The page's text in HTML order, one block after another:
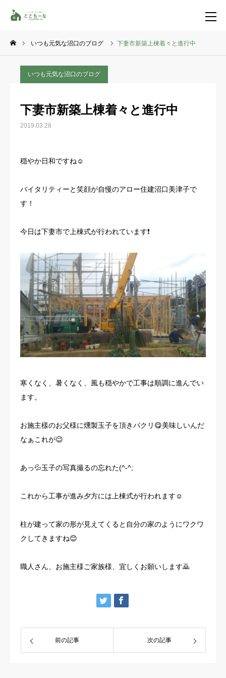
いつも元気な沼口のブログ 下妻市新築上棟着々と進行中
いつも元気な沼口のブログ
下妻市新築上棟着々と進行中
2019.03.28
穏やか日和ですね☺️
バイタリティーと笑顔が自慢のアロー住建沼口美津子で
す！
今日は下妻市で上棟式が行われています❗️
寒くなく、暑くなく、風も穏やかで工事は順調に進んでい
ます。
お施主樣のお父様に燻製玉子を頂きパクリ😋美味しいんだ
なぁこれが😉
あっ💦玉子の写真撮るの忘れた(^-^;
これから工事が進み夕方には上棟式が行われます☺️
柱が建って家の形が見えてくると自分の家のようにワクワ
クしてきますね😊
職人さん、お施主様ご家族様、宜しくお願いします🙇
前の記事 次の記事
お問い合わせ
LINE登録
特集コンテンツ
よくある質問
イベント情報
会社概要